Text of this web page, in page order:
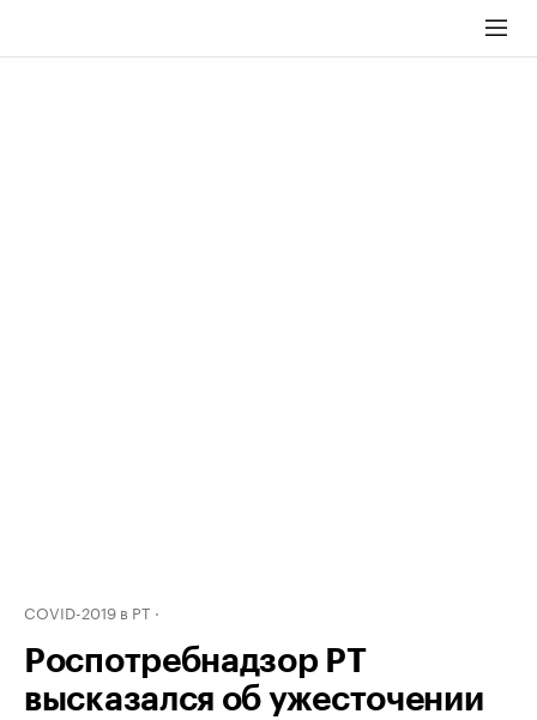
COVID-2019 в РТ
Роспотребнадзор РТ
высказался об ужесточении